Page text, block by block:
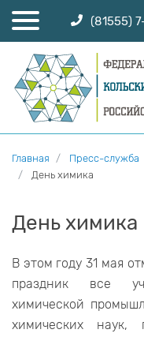
(81555)
Главная Пресс-служба
День химика
День химика
В этом году 31 мая
праздник все
химической
химических наук,